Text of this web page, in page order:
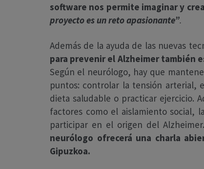
software nos permite imaginar y
proyecto es un reto apasionante”.
Además de la ayuda de las nuevas
para prevenir el Alzheimer también
Según el neurólogo, hay que
puntos: controlar la tensión arterial,
dieta saludable o practicar ejercicio.
factores como el aislamiento social,
participar en el origen del
neurólogo ofrecerá una charla
Gipuzkoa.